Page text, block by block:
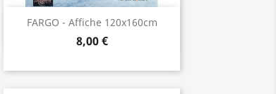
FARGO - Affiche 120x160cm
8,00 €
 Aperçu rapide